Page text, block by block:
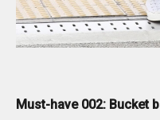
Must-have 002: Bucket